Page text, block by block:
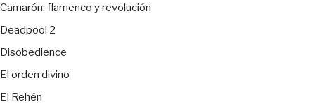
Camarón: flamenco y revolución
Deadpool 2
Disobedience
El orden divino
El Rehén